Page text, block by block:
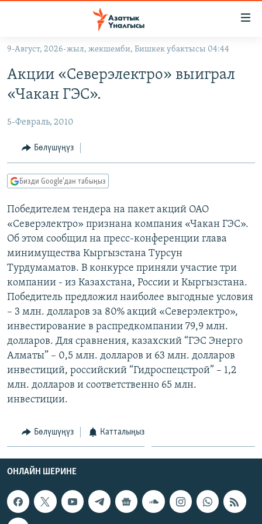
Навигацияга
өтүңүз
Издөөгө
салыңыз
КЫРГЫЗСТАН
САЯСАТ
ЭКОНОМИКА
ДҮЙНӨ
БОРБОР АЗИЯ
УКРАИНА
АТАЙЫН ИЛИКТӨӨ
БҮГҮН АЗАТТЫКТА
ЭКСПЕРТТЕР ТАЛДАЙТ
БИЗ ЖАНА ДҮЙНӨ
ДАНИСТЕ
ЭЖЕ-СИҢДИЛЕР
АЗАТТЫК+
ЫҢГАЙСЫЗ СУРООЛОР
ПОДКАСТ
ӨЗГӨЧӨ ПИКИР
Русский
ОНЛАЙН ШЕРИНЕ
ЭЕ/АРнун бардык сайттары
9-Август, 2026-жыл, жекшемби, Бишкек убактысы 04:44
Акции «Северэлектро» выиграл
«Чакан ГЭС».
5-Февраль, 2010
Бөлүшүңүз
Бизди Google'дан табыңыз
Победителем тендера на пакет акций ОАО
«Северэлектро» признана компания «Чакан ГЭС».
Об этом сообщил на пресс-конференции глава
минимущества Кыргызстана Турсун
Турдумаматов. В конкурсе приняли участие три
компании - из Казахстана, России и Кыргызстана.
Победитель предложил наиболее выгодные условия
– 3 млн. долларов за 80% акций «Северэлектро»,
инвестирование в распредкомпании 79,9 млн.
долларов. Для сравнения, казахский “ГЭС Энерго
Алматы” – 0,5 млн. долларов и 63 млн. долларов
инвестиций, российский “Гидроспецстрой” – 1,2
млн. долларов и соответственно 65 млн.
инвестиции.
Бөлүшүңүз Катталыңыз
ОНЛАЙН ШЕРИНЕ